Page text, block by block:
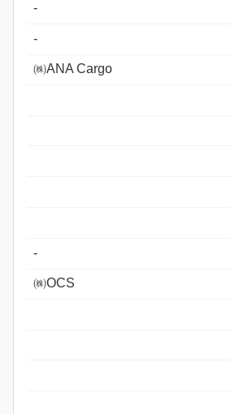
-
-
㈱ANA Cargo
-
㈱OCS